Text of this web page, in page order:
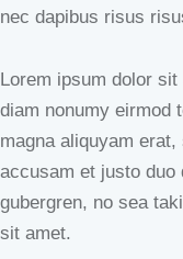
nec dapibus risus
Lorem ipsum dolor
diam nonumy eirmod
magna aliquyam
accusam et justo
gubergren, no sea
sit amet.